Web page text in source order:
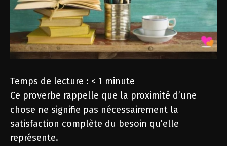
Temps de lecture : < 1 minute
Ce proverbe rappelle que la proximité d’une
chose ne signifie pas nécessairement la
satisfaction complète du besoin qu’elle
représente.